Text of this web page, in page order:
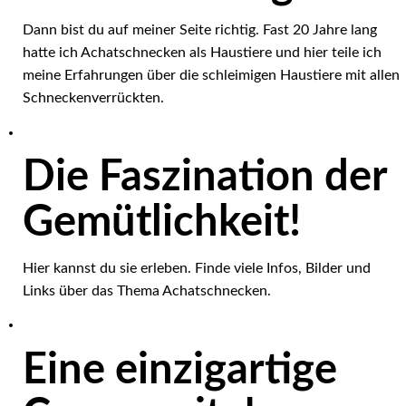
Dann bist du auf meiner Seite richtig. Fast 20 Jahre lang
hatte ich Achatschnecken als Haustiere und hier teile ich
meine Erfahrungen über die schleimigen Haustiere mit allen
Schneckenverrückten.
Die Faszination der
Gemütlichkeit!
Hier kannst du sie erleben. Finde viele Infos, Bilder und
Links über das Thema Achatschnecken.
Eine einzigartige